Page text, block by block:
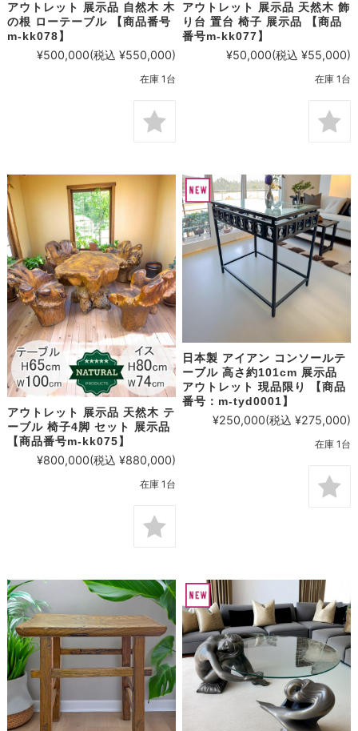
アウトレット 展示品 自然木 木
の根 ローテーブル 【商品番号
m-kk078】
¥500,000(税込 ¥550,000)
在庫 1台
アウトレット 展示品 天然木 飾
り台 置台 椅子 展示品 【商品
番号m-kk077】
¥50,000(税込 ¥55,000)
在庫 1台
アウトレット 展示品 天然木 テ
ーブル 椅子4脚 セット 展示品
【商品番号m-kk075】
¥800,000(税込 ¥880,000)
在庫 1台
日本製 アイアン コンソールテ
ーブル 高さ約101cm 展示品
アウトレット 現品限り 【商品
番号：m-tyd0001】
¥250,000(税込 ¥275,000)
在庫 1台